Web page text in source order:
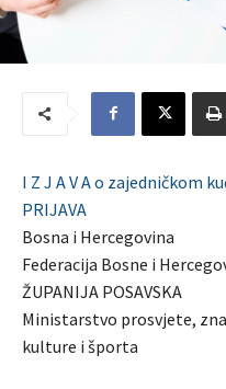
I Z J A V A o zajedničkom
PRIJAVA
Bosna i Hercegovina
Federacija Bosne i
ŽUPANIJA POSAVSKA
Ministarstvo prosvjete,
kulture i športa